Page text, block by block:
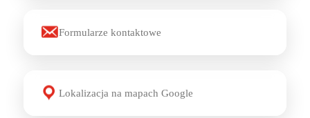
Formularze kontaktowe
Lokalizacja na mapach Google